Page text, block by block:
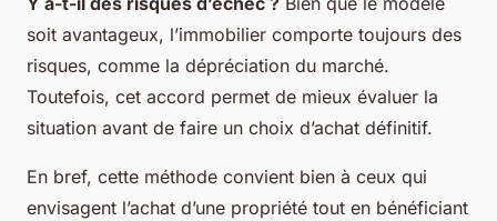
soit avantageux, l’immobilier comporte toujours des
risques, comme la dépréciation du marché.
Toutefois, cet accord permet de mieux évaluer la
situation avant de faire un choix d’achat définitif.
En bref, cette méthode convient bien à ceux qui
envisagent l’achat d’une propriété tout en bénéficiant